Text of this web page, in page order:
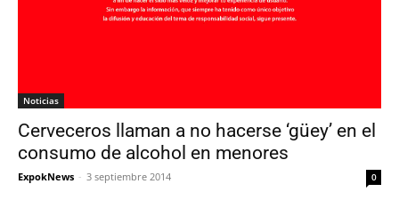
Noticias
Cerveceros llaman a no hacerse ‘güey’ en el
consumo de alcohol en menores
ExpokNews - 3 septiembre 2014 0